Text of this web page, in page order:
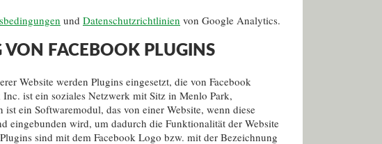
und Datenschutzrichtlinien von Google Analytics.
FACEBOOK PLUGINS
Website werden Plugins eingesetzt, die von Facebook
Inc. ist ein soziales Netzwerk mit Sitz in Menlo Park,
ein Softwaremodul, das von einer Website, wenn diese
eingebunden wird, um dadurch die Funktionalität der Website
sind mit dem Facebook Logo bzw. mit der Bezeichnung